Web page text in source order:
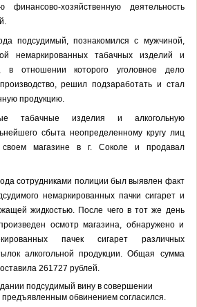
хозяйственную деятельность
подсудимый, познакомился с мужчиной,
немаркированных табачных изделий и
в отношении которого уголовное дело
решил подзаработать и стал
продукцию.
табачные изделия и алкогольную
сбыта неопределенному кругу лиц
магазине в г. Соколе и продавал
сотрудниками полиции был выявлен факт
немаркированных пачки сигарет и
жидкостью. После чего в тот же день
осмотр магазина, обнаружено и
пачек сигарет различных
алкогольной продукции. Общая сумма
261727 рублей.
подсудимый вину в совершении
обвинением согласился.